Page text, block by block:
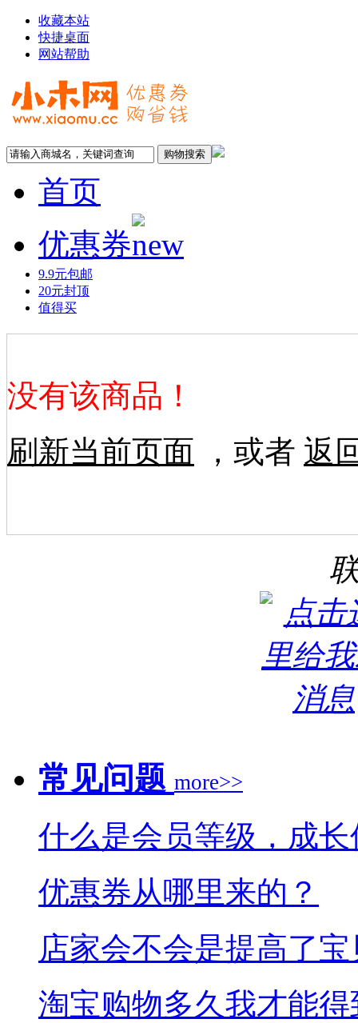
收藏本站
快捷桌面
网站帮助
首页
优惠券
9.9元包邮
20元封顶
值得买
没有该商品！
刷新当前页面 ，或者 返
常见问题 more>>
什么是会员等级，成长
优惠券从哪里来的？
店家会不会是提高了
淘宝购物多久我才能